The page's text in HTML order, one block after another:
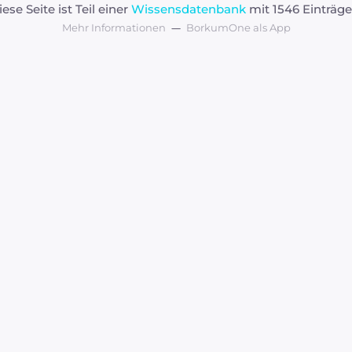
Seite ist Teil einer Wissensdatenbank mit 1546
Mehr Informationen BorkumOne als App